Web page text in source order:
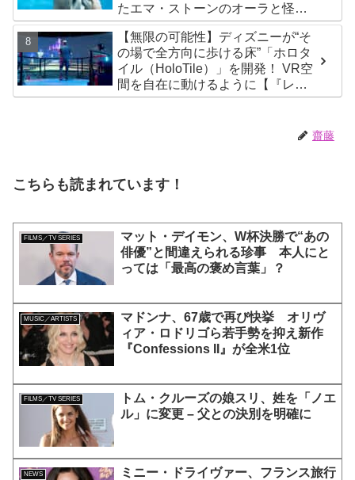
たエマ・ストーンのオーラと怪
演、そして緻密すぎる演技力！ こ
れは女性の“自由意志”の物語［レビ
ュー＆解説］
【無限の可能性】ディズニーが“そ
の場で全方向に歩ける床”「ホロタ
イル（HoloTile）」を開発！ VR空
間を自在に動けるように【『レデ
ィプレ』実現への大きな一歩？】
齋藤
こちらも読まれています！
FILMS／TV SERIES
マット・デイモン、W杯決勝で“あの
俳優”と間違えられる珍事 本人にと
っては「最高の褒め言葉」？
MUSIC／ARTISTS
マドンナ、67歳で再び快挙 オリヴ
ィア・ロドリゴら若手勢を抑え新作
『Confessions II』が全米1位
FILMS／TV SERIES
トム・クルーズの娘スリ、姓を「ノエ
ル」に変更 – 父との決別を明確に
NEWS
ミニー・ドライヴァー、フランス旅行